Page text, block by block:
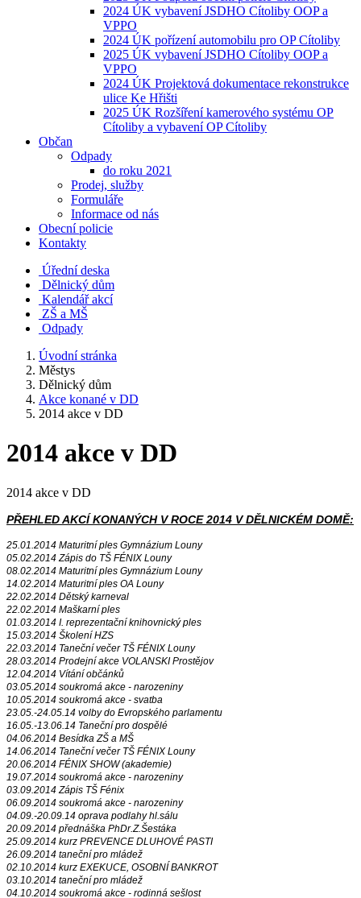
2024 ÚK vybavení JSDHO Cítoliby OOP a
VPPO
2024 ÚK pořízení automobilu pro OP Cítoliby
2025 ÚK vybavení JSDHO Cítoliby OOP a
VPPO
2024 ÚK Projektová dokumentace rekonstrukce
ulice Ke Hřišti
2025 ÚK Rozšíření kamerového systému OP
Cítoliby a vybavení OP Cítoliby
Občan
Odpady
do roku 2021
Prodej, služby
Formuláře
Informace od nás
Obecní policie
Kontakty
Úřední deska
Dělnický dům
Kalendář akcí
ZŠ a MŠ
Odpady
Úvodní stránka
Městys
Dělnický dům
Akce konané v DD
2014 akce v DD
2014 akce v DD
2014 akce v DD
PŘEHLED AKCÍ KONANÝCH V ROCE 2014 V DĚLNICKÉM DOMĚ:
25.01.2014 Maturitní ples Gymnázium Louny
05.02.2014 Zápis do TŠ FÉNIX Louny
08.02.2014 Maturitní ples Gymnázium Louny
14.02.2014 Maturitní ples OA Louny
22.02.2014 Dětský karneval
22.02.2014 Maškarní ples
01.03.2014 I. reprezentační knihovnický ples
15.03.2014 Školení HZS
22.03.2014 Taneční večer TŠ FÉNIX Louny
28.03.2014 Prodejní akce VOLANSKI Prostějov
12.04.2014 Vítání občánků
03.05.2014 soukromá akce - narozeniny
10.05.2014 soukromá akce - svatba
23.05.-24.05.14 volby do Evropského parlamentu
16.05.-13.06.14 Taneční pro dospělé
04.06.2014 Besídka ZŠ a MŠ
14.06.2014 Taneční večer TŠ FÉNIX Louny
20.06.2014 FÉNIX SHOW (akademie)
19.07.2014 soukromá akce - narozeniny
03.09.2014 Zápis TŠ Fénix
06.09.2014 soukromá akce - narozeniny
04.09.-20.09.14 oprava podlahy hl.sálu
20.09.2014 přednáška PhDr.Z.Šestáka
25.09.2014 kurz PREVENCE DLUHOVÉ PASTI
26.09.2014 taneční pro mládež
02.10.2014 kurz EXEKUCE, OSOBNÍ BANKROT
03.10.2014 taneční pro mládež
04.10.2014 soukromá akce - rodinná sešlost